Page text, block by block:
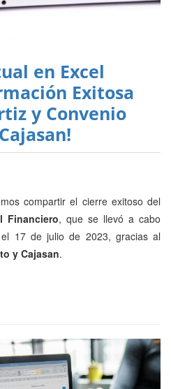
en Excel
Exitosa
y Convenio
compartir el cierre exitoso del
Financiero, que se llevó a cabo
17 de julio de 2023, gracias al
y Cajasan.